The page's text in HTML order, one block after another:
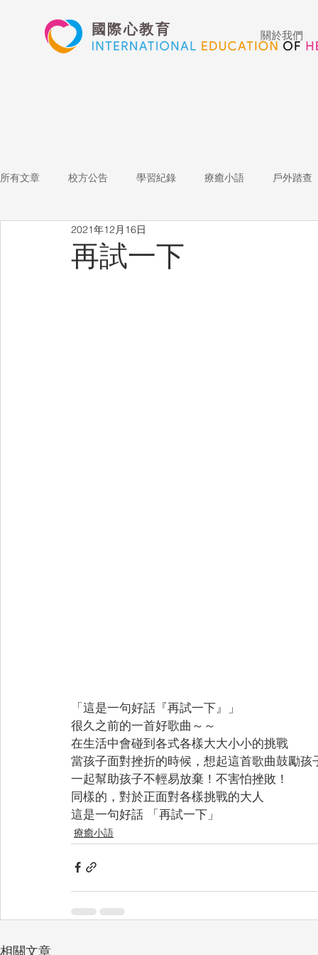
國際心教育 關於我們
所有文章 校方公告 學習紀錄 療癒小語 戶外踏查
表演藝術
再試一下
2021年12月16日
「這是一句好話『再試一下』」
很久之前的一首好歌曲～～
在生活中會碰到各式各樣大大小小的挑戰
當孩子面對挫折的時候，想起這首歌曲鼓勵孩
一起幫助孩子不輕易放棄！不害怕挫敗！
同樣的，對於正面對各樣挑戰的大人
這是一句好話 「再試一下」
療癒小語
相關文章